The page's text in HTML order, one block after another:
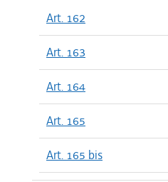
Art. 162
Art. 163
Art. 164
Art. 165
Art. 165 bis